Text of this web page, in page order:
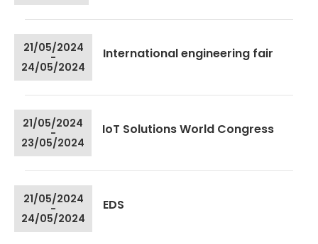
21/05/2024
-
24/05/2024
International engineering fair
21/05/2024
-
23/05/2024
IoT Solutions World Congress
21/05/2024
-
24/05/2024
EDS